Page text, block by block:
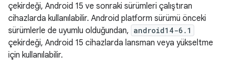
çekirdeği, Android 15 ve sonraki sürümleri çalıştıran
cihazlarda kullanılabilir. Android platform sürümü önceki
sürümlerle de uyumlu olduğundan, android14-6.1
çekirdeği, Android 15 cihazlarda lansman veya yükseltme
için kullanılabilir.